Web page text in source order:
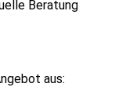
Beratung
aus: